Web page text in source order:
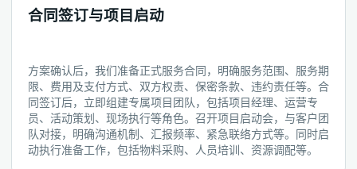
合同签订与项目启动
方案确认后，我们准备正式服务合同，明确服务范围、服务期
限、费用及支付方式、双方权责、保密条款、违约责任等。合
同签订后，立即组建专属项目团队，包括项目经理、运营专
员、活动策划、现场执行等角色。召开项目启动会，与客户团
队对接，明确沟通机制、汇报频率、紧急联络方式等。同时启
动执行准备工作，包括物料采购、人员培训、资源调配等。